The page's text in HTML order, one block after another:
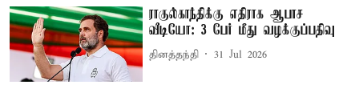
ராகுல்காந்திக்கு எதிராக ஆபாச
வீடியோ: 3 பேர் மீது வழக்குப்பதிவு
தினத்தந்தி 31 Jul 2026